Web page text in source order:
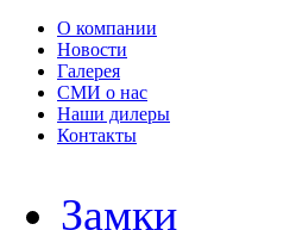
О компании
Новости
Галерея
СМИ о нас
Наши дилеры
Контакты
Замки